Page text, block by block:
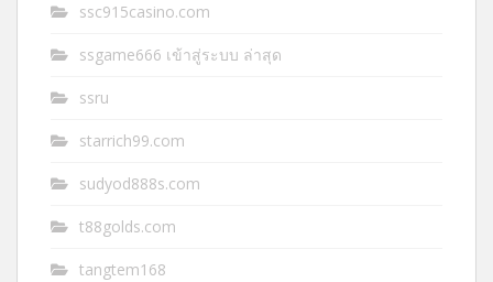
ssc915casino.com
ssgame666 เข้าสู่ระบบ ล่าสุด
ssru
starrich99.com
sudyod888s.com
t88golds.com
tangtem168